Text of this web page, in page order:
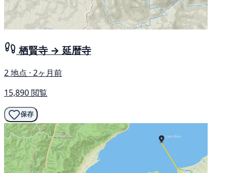
栖賢寺 → 延暦寺
2 地点 · 2ヶ月前
15,890 閲覧
保存